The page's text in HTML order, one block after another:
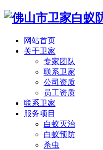
网站首页
关于卫家
专家团队
联系卫家
公司资质
员工资质
联系卫家
服务项目
白蚁灭治
白蚁预防
杀虫